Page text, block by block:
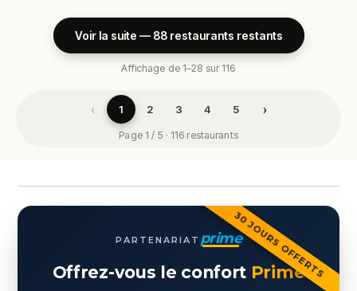
Voir la suite — 88 restaurants restants
Affichage de 1–28 sur 116
‹ 1 2 3 4 5 ›
Page 1 / 5 · 116 restaurants
30 JOURS OFFERTS
PARTENARIAT prime
Offrez-vous le confort Prime